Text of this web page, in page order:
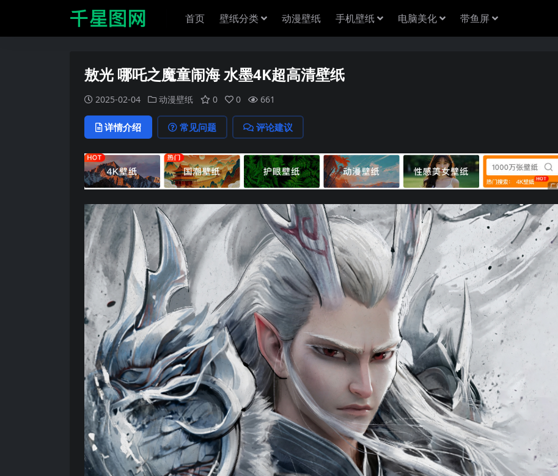
首页 壁纸分类 动漫壁纸 手机壁纸 电脑美化 带鱼屏
敖光 哪吒之魔童闹海 水墨4K超高清壁纸
2025-02-04 动漫壁纸 0 0 661
详情介绍 常见问题 评论建议